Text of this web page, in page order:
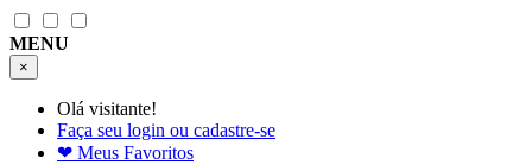
MENU
×
Olá visitante!
Faça seu login ou cadastre-se
❤ Meus Favoritos